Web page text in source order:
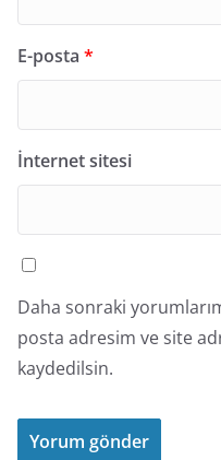
E-posta *
İnternet sitesi
Daha sonraki
posta adresim ve site
kaydedilsin.